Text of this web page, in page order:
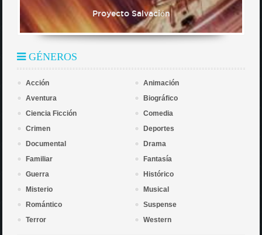
Proyecto Salvación
GÉNEROS
Acción
Animación
Aventura
Biográfico
Ciencia Ficción
Comedia
Crimen
Deportes
Documental
Drama
Familiar
Fantasía
Guerra
Histórico
Misterio
Musical
Romántico
Suspense
Terror
Western